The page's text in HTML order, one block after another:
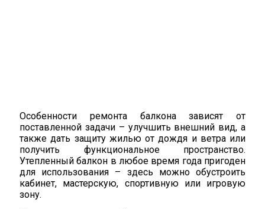
Особенности ремонта балкона зависят от
поставленной задачи – улучшить внешний вид, а
также дать защиту жилью от дождя и ветра или
получить функциональное пространство.
Утепленный балкон в любое время года пригоден
для использования – здесь можно обустроить
кабинет, мастерскую, спортивную или игровую
зону.